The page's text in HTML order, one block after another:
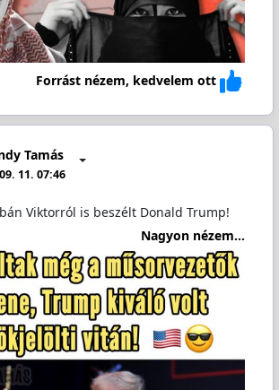
Forrást nézem, kedvelem ott
Tamás
11. 07:46
Viktorról is beszélt Donald Trump!
Nagyon nézem...